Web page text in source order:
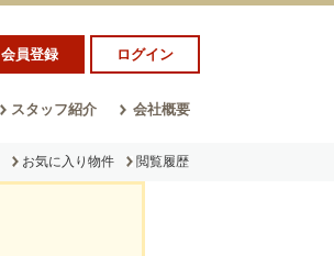
会員登録 ログイン
スタッフ紹介 会社概要
お気に入り物件 閲覧履歴